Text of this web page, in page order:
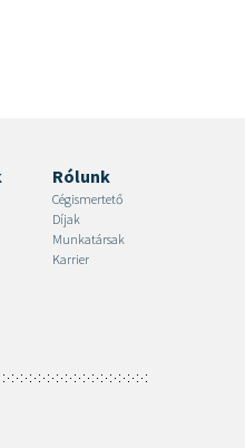
Rólunk
Cégismertető
Díjak
Munkatársak
Karrier